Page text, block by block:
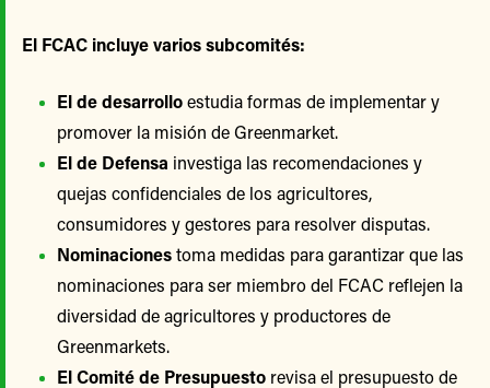
El FCAC incluye varios subcomités:
El de desarrolloestudia formas de implementar y
promover la misión de Greenmarket.
El de Defensa investiga las recomendaciones y
quejas confidenciales de los agricultores,
consumidores y gestores para resolver disputas.
Nominacionestoma medidas para garantizar que las
nominaciones para ser miembro del FCAC reflejen la
diversidad de agricultores y productores de
Greenmarkets.
El Comité de Presupuesto revisa el presupuesto de